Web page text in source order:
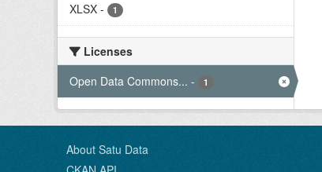
XLSX - 1
Licenses
Open Data Commons... - 1
About Satu Data